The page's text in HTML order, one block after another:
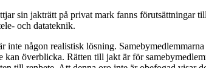
sin jakträtt på privat mark fanns förutsättningar
och datateknik.
någon realistisk lösning.
överblicka. Rätten till jakt är för